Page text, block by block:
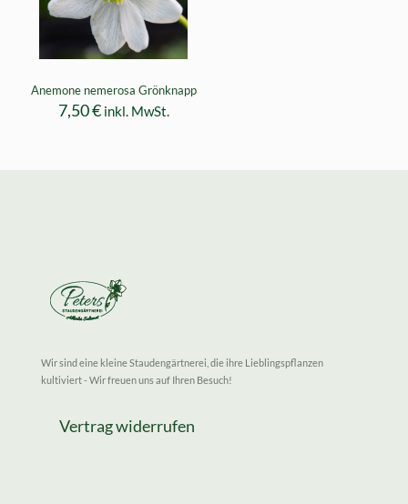
Anemone nemerosa Grönknapp
7,50€ inkl. MwSt.
Wir sind eine kleine Staudengärtnerei, die ihre Lieblingspflanzen
kultiviert - Wir freuen uns auf Ihren Besuch!
Vertrag widerrufen